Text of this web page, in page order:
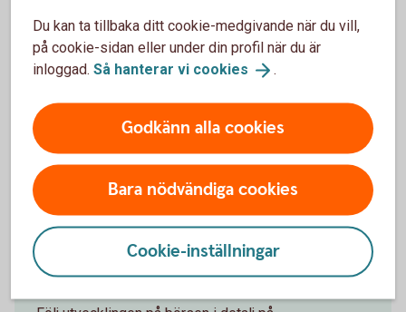
Ekonom för Finansiell hälsa
Investeringar innebär en risk. Fonder med riskklass 5-7
kan öka och minska kraftigt i värde. Faktablad,
informationsbroschyr och information om dina
rättigheter finns på
swedbankrobur. se
Följ börsens utveckling
Du kan ta tillbaka ditt cookie-medgivande när du vill,
på cookie-sidan eller under din profil när du är
inloggad. Så hanterar vi cookies .
Godkänn alla cookies
Bara nödvändiga cookies
Cookie-inställningar